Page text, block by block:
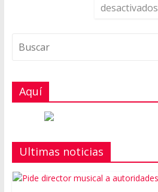
desactivados
Aquí
Ultimas noticias